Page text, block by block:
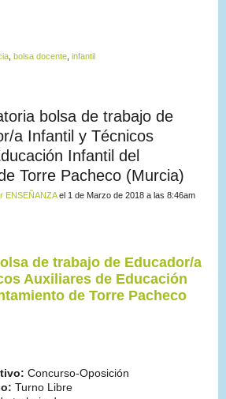
bolsa docente infantil
bolsa de trabajo de
a Infantil y Técnicos
Infantil del
Torre Pacheco (Murcia)
ENSEÑANZAel 1 de Marzo de 2018 a las 8:46am
de trabajo de Educador/a
Auxiliares de Educación
de Torre Pacheco
Concurso-Oposición
Turno Libre